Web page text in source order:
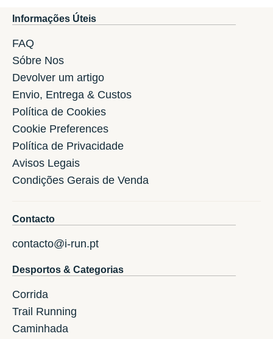
Informações Úteis
FAQ
Sóbre Nos
Devolver um artigo
Envio, Entrega & Custos
Política de Cookies
Cookie Preferences
Política de Privacidade
Avisos Legais
Condições Gerais de Venda
Contacto
contacto@i-run.pt
Desportos & Categorias
Corrida
Trail Running
Caminhada